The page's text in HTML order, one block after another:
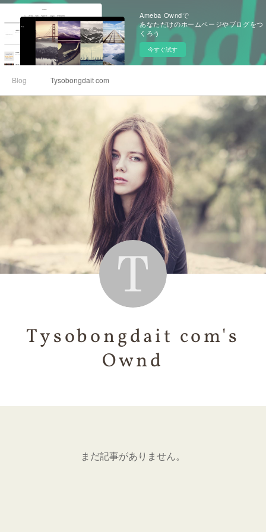
Ameba Owndで
あなただけのホームページやブログをつ
くろう
今すぐ試す
Blog Tysobongdait com
Tysobongdait com's
Ownd
まだ記事がありません。